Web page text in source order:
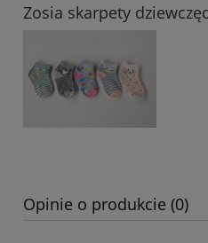
Zosia skarpety
Opinie o produkcie (0)